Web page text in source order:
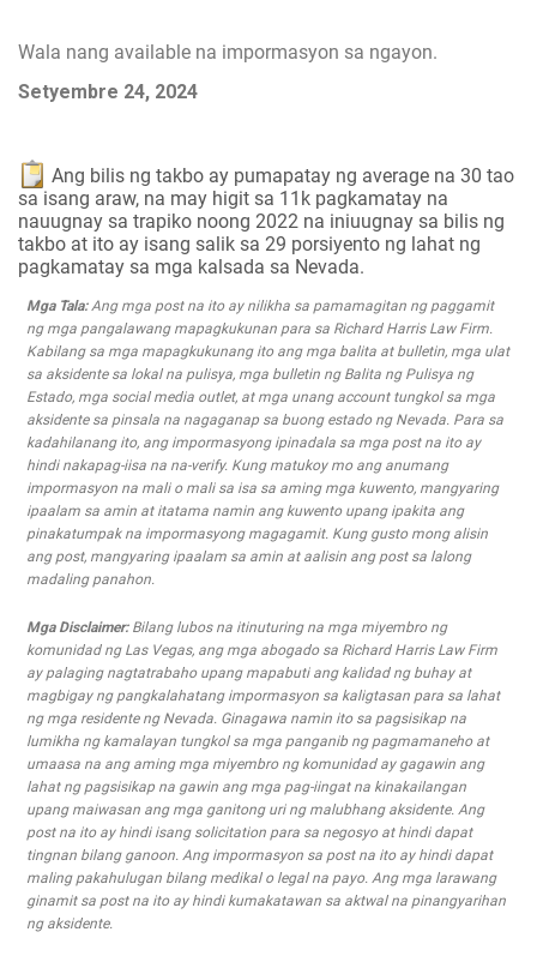
Wala nang available na impormasyon sa ngayon.
Setyembre 24, 2024
Ang bilis ng takbo ay pumapatay ng average na 30 tao
sa isang araw, na may higit sa 11k pagkamatay na
nauugnay sa trapiko noong 2022 na iniuugnay sa bilis ng
takbo at ito ay isang salik sa 29 porsiyento ng lahat ng
pagkamatay sa mga kalsada sa Nevada.
Mga Tala:Ang mga post na ito ay nilikha sa pamamagitan ng paggamit
ng mga pangalawang mapagkukunan para sa Richard Harris Law Firm.
Kabilang sa mga mapagkukunang ito ang mga balita at bulletin, mga ulat
sa aksidente sa lokal na pulisya, mga bulletin ng Balita ng Pulisya ng
Estado, mga social media outlet, at mga unang account tungkol sa mga
aksidente sa pinsala na nagaganap sa buong estado ng Nevada. Para sa
kadahilanang ito, ang impormasyong ipinadala sa mga post na ito ay
hindi nakapag-iisa na na-verify. Kung matukoy mo ang anumang
impormasyon na mali o mali sa isa sa aming mga kuwento, mangyaring
ipaalam sa amin at itatama namin ang kuwento upang ipakita ang
pinakatumpak na impormasyong magagamit. Kung gusto mong alisin
ang post, mangyaring ipaalam sa amin at aalisin ang post sa lalong
madaling panahon.
Mga Disclaimer:Bilang lubos na itinuturing na mga miyembro ng
komunidad ng Las Vegas, ang mga abogado sa Richard Harris Law Firm
ay palaging nagtatrabaho upang mapabuti ang kalidad ng buhay at
magbigay ng pangkalahatang impormasyon sa kaligtasan para sa lahat
ng mga residente ng Nevada. Ginagawa namin ito sa pagsisikap na
lumikha ng kamalayan tungkol sa mga panganib ng pagmamaneho at
umaasa na ang aming mga miyembro ng komunidad ay gagawin ang
lahat ng pagsisikap na gawin ang mga pag-iingat na kinakailangan
upang maiwasan ang mga ganitong uri ng malubhang aksidente. Ang
post na ito ay hindi isang solicitation para sa negosyo at hindi dapat
tingnan bilang ganoon. Ang impormasyon sa post na ito ay hindi dapat
maling pakahulugan bilang medikal o legal na payo. Ang mga larawang
ginamit sa post na ito ay hindi kumakatawan sa aktwal na pinangyarihan
ng aksidente.